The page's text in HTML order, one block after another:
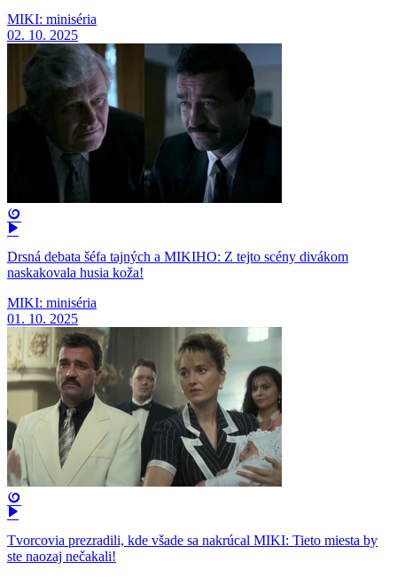
MIKI: miniséria
02. 10. 2025
Drsná debata šéfa tajných a MIKIHO: Z tejto scény divákom
naskakovala husia koža!
MIKI: miniséria
01. 10. 2025
Tvorcovia prezradili, kde všade sa nakrúcal MIKI: Tieto miesta by
ste naozaj nečakali!